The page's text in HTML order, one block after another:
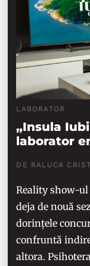
LABORATOR
„Insula
laborator
DE RALUCA
Reality show-ul
deja de nouă
dorințele
confruntă
altora.